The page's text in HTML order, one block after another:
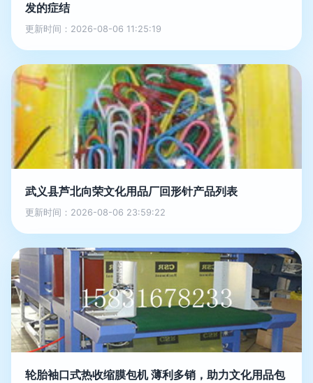
发的症结
更新时间：2026-08-06 11:25:19
武义县芦北向荣文化用品厂回形针产品列表
更新时间：2026-08-06 23:59:22
轮胎袖口式热收缩膜包机 薄利多销，助力文化用品包